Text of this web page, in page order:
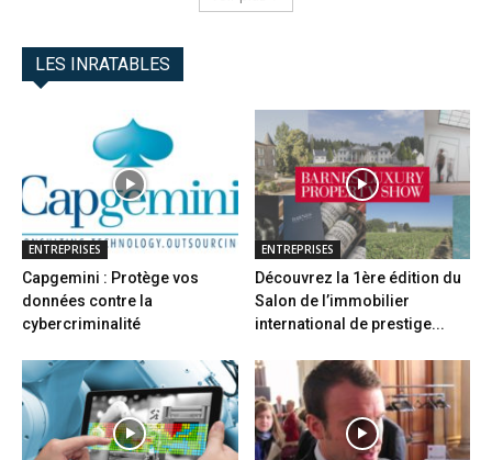
LES INRATABLES
ENTREPRISES
Capgemini : Protège vos
données contre la
cybercriminalité
ENTREPRISES
Découvrez la 1ère édition du
Salon de l’immobilier
international de prestige...